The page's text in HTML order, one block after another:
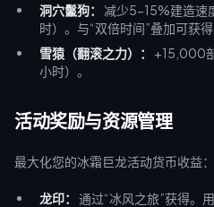
洞穴鬣狗：
减少5-15%建造速
时）。与“双倍时间”叠加可获
雪猿（翻滚之力）：
+15,000
小时）。
活动奖励与资源管理
最大化您的冰霜巨龙活动货币收益：
龙印：
通过“冰风之旅”获得。